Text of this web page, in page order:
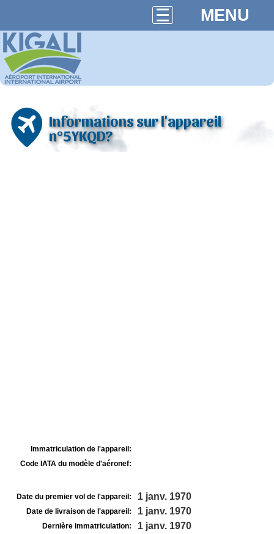
MENU
Informations sur l'appareil
n°5YKQD?
Immatriculation de l'appareil:
Code IATA du modèle d'aéronef:
Date du premier vol de l'appareil: 1 janv. 1970
Date de livraison de l'appareil: 1 janv. 1970
Dernière immatriculation: 1 janv. 1970